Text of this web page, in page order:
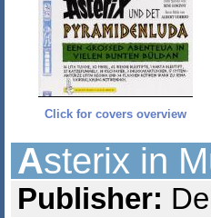
Click for covers overview
Asterix in
Publisher: